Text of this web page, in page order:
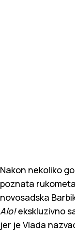
Nakon nekoliko
poznata
novosadska
Alo!ekskluzivno
jer je Vlada